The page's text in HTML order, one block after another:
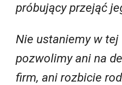
próbujący przejąć
Nie ustaniemy w tej
pozwolimy ani na
firm, ani rozbicie